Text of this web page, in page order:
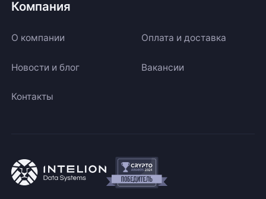
Компания
О компании Оплата и доставка
Новости и блог Вакансии
Контакты